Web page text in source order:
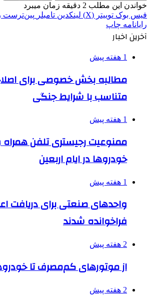
خواندن این مطلب 2 دقیقه زمان میبرد
فیس بوک توییتر (X) لینکدین ‫تامبلر ‫پین‌ترست
رایانامه چاپ
آخرین اخبار
1 هفته پیش
مطالبه بخش خصوصی برای
متناسب با شرایط جنگی
1 هفته پیش
ممنوعیت رجیستری تلفن همراه
خودروها در ایام اربعین
1 هفته پیش
واحدهای صنعتی برای دریافت
فراخوانده شدند
2 هفته پیش
از موتورهای کم‌مصرف تا
2 هفته پیش